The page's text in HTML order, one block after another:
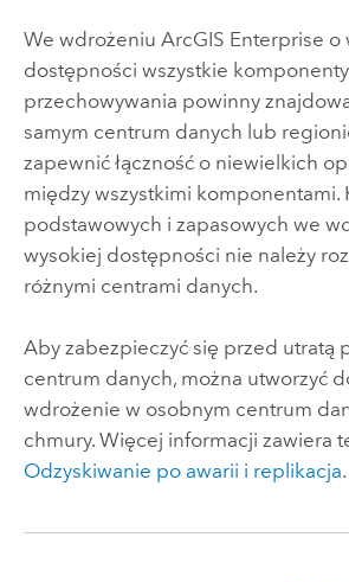
We wdrożeniu ArcGIS Enterprise o
dostępności wszystkie
przechowywania powinny
samym centrum danych lub
zapewnić łączność o niewielkich
między wszystkimi komponentami.
podstawowych i zapasowych we
wysokiej dostępności nie należy
różnymi centrami danych.
Aby zabezpieczyć się przed utratą
centrum danych, można utworzyć
wdrożenie w osobnym centrum
chmury. Więcej informacji zawiera
Odzyskiwanie po awarii i replikacja.